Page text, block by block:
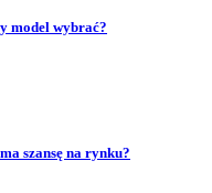
model wybrać?
szansę na rynku?